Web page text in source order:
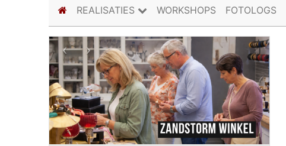
(current)
REALISATIES WORKSHOPS FOTOLOGS
Previous
Next